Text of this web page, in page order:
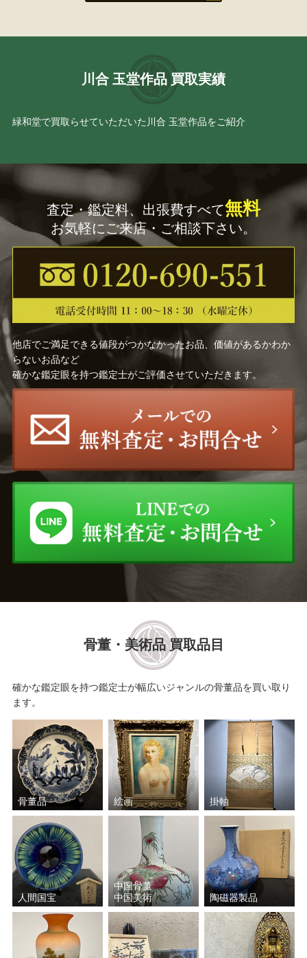
岸 竹堂 狩野 永悳
秋野 不矩
松林 桂月 中路 融人
森 寛斎 千住 博
高畠 華宵 上村 松篁
上田 臥牛 小倉 遊亀
下村 為山 青木 大乗
前田 青邨 村居 正之
小泉 智英 横山 操
鈴木 松年 岩田 専太郎
小杉 放庵
畠中 光享 森田 りえ子
歌川 広重 葛飾 北斎
歌川 国芳 杉山 寧
河鍋 暁斎 橋本 明治
棟方 志功
上村 松園 山口 蓬春
中川 一政 加山 又造
正岡 子規 松花堂 昭乗
川合 玉堂作品 買取実績
緑和堂で買取らせていただいた川合 玉堂作品をご紹介
査定・鑑定料、出張費すべて無料
お気軽にご来店・ご相談下さい。
他店でご満足できる値段がつかなかったお品、価値があるかわか
らないお品など
確かな鑑定眼を持つ鑑定士がご評価させていただきます。
骨董・美術品 買取品目
確かな鑑定眼を持つ鑑定士が幅広いジャンルの骨董品を買い取り
ます。
骨董品 絵画 掛軸
人間国宝
中国骨董
中国美術
陶磁器製品